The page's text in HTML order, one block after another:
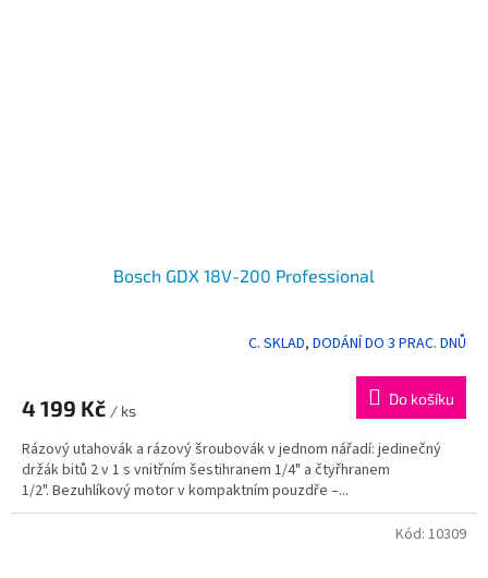
Bosch GDX 18V-200 Professional
C. SKLAD, DODÁNÍ DO 3 PRAC. DNŮ
4 199 Kč / ks
Do košíku
Rázový utahovák a rázový šroubovák v jednom nářadí: jedinečný
držák bitů 2 v 1 s vnitřním šestihranem 1/4" a čtyřhranem
1/2". Bezuhlíkový motor v kompaktním pouzdře –...
Kód: 10309